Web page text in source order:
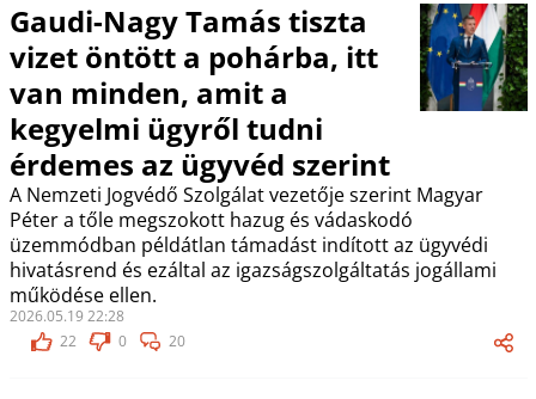
Gaudi-Nagy Tamás tiszta
vizet öntött a pohárba, itt
van minden, amit a
kegyelmi ügyről tudni
érdemes az ügyvéd szerint
A Nemzeti Jogvédő Szolgálat vezetője szerint Magyar
Péter a tőle megszokott hazug és vádaskodó
üzemmódban példátlan támadást indított az ügyvédi
hivatásrend és ezáltal az igazságszolgáltatás jogállami
működése ellen.
2026.05.19 22:28
22
0 20